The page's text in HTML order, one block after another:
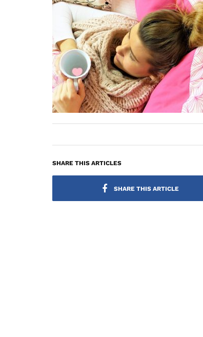
SHARE THIS ARTICLES
SHARE THIS ARTICLE